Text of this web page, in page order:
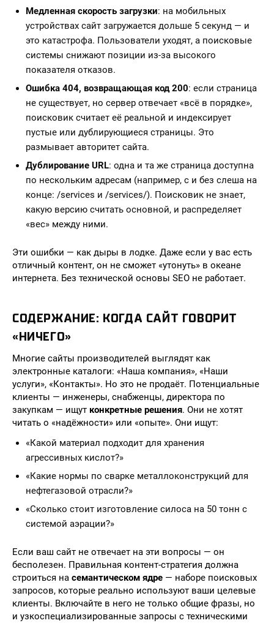
Медленная скорость загрузки: на мобильных
устройствах сайт загружается дольше 5 секунд — и
это катастрофа. Пользователи уходят, а поисковые
системы снижают позиции из-за высокого
показателя отказов.
Ошибка 404, возвращающая код 200: если страница
не существует, но сервер отвечает «всё в порядке»,
поисковик считает её реальной и индексирует
пустые или дублирующиеся страницы. Это
размывает авторитет сайта.
Дублирование URL: одна и та же страница доступна
по нескольким адресам (например, с и без слеша на
конце: /services и /services/). Поисковик не знает,
какую версию считать основной, и распределяет
«вес» между ними.
Эти ошибки — как дыры в лодке. Даже если у вас есть
отличный контент, он не сможет «утонуть» в океане
интернета. Без технической основы SEO не работает.
СОДЕРЖАНИЕ: КОГДА САЙТ ГОВОРИТ
«НИЧЕГО»
Многие сайты производителей выглядят как
электронные каталоги: «Наша компания», «Наши
услуги», «Контакты». Но это не продаёт. Потенциальные
клиенты — инженеры, снабженцы, директора по
закупкам — ищут конкретные решения. Они не хотят
читать о «надёжности» или «опыте». Они ищут:
«Какой материал подходит для хранения
агрессивных кислот?»
«Какие нормы по сварке металлоконструкций для
нефтегазовой отрасли?»
«Сколько стоит изготовление силоса на 50 тонн с
системой аэрации?»
Если ваш сайт не отвечает на эти вопросы — он
бесполезен. Правильная контент-стратегия должна
строиться на семантическом ядре — наборе поисковых
запросов, которые реально используют ваши целевые
клиенты. Включайте в него не только общие фразы, но
и узкоспециализированные запросы с техническими